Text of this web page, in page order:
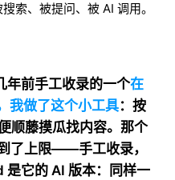
索、被提问、被 AI 调用。
年前手工收录的一个在
我做了这个小工具：按
顺藤摸瓜找内容。那个
了上限——手工收录，
它的 AI 版本：同样一